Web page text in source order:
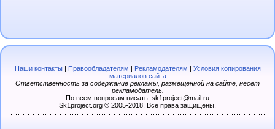
Наши контакты| Правообладателям Рекламодателям
Условия копирования
материалов сайта
Ответственность за содержание рекламы, размещенной на сайте, несет
рекламодатель.
По всем вопросам писать: sk1project@mail.ru
Sk1project.org © 2005-2018. Все права защищены.